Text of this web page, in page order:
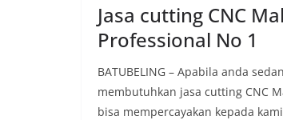
Jasa cutting CNC
Professional No 1
BATUBELING – Apabila anda
membutuhkan jasa cutting CNC
bisa mempercayakan kepada